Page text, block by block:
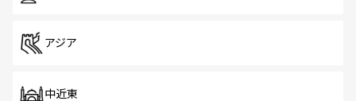
アジア
中近東